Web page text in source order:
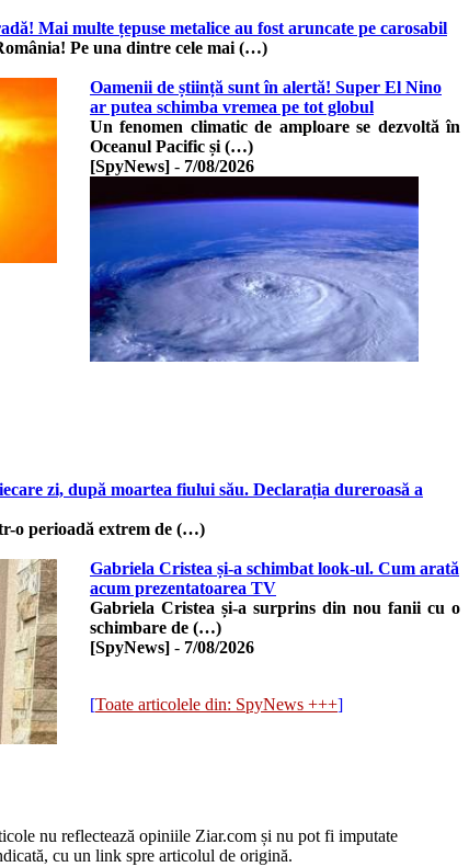
Mai multe țepuse metalice au fost aruncate pe carosabil
Pe una dintre cele mai (…)
Oamenii de știință sunt în alertă! Super El Nino
ar putea schimba vremea pe tot globul
Un fenomen climatic de amploare se dezvoltă în
Oceanul Pacific și (…)
[SpyNews] - 7/08/2026
zi, după moartea fiului său. Declarația dureroasă a
o perioadă extrem de (…)
Gabriela Cristea și-a schimbat look-ul. Cum arată
acum prezentatoarea TV
Gabriela Cristea și-a surprins din nou fanii cu o
schimbare de (…)
[SpyNews] - 7/08/2026
[Toate articolele din: SpyNews +++]
nu reflectează opiniile Ziar.com și nu pot fi imputate
cu un link spre articolul de origină.